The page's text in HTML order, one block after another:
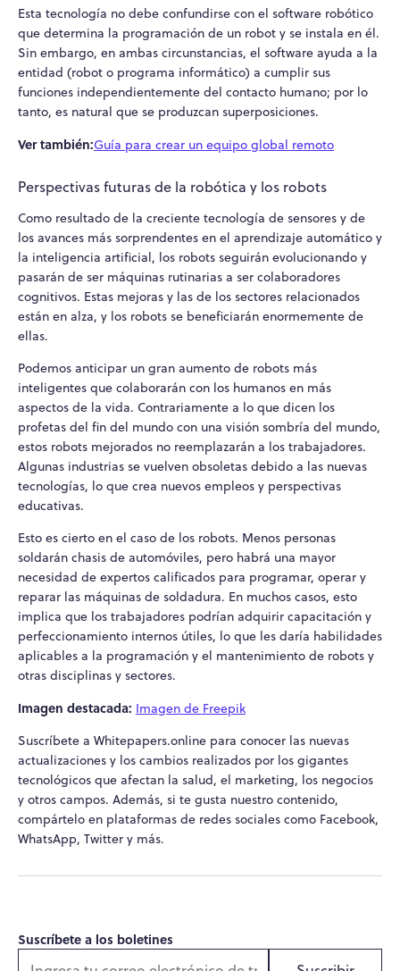
Esta tecnología no debe confundirse con el software robótico
que determina la programación de un robot y se instala en él.
Sin embargo, en ambas circunstancias, el software ayuda a la
entidad (robot o programa informático) a cumplir sus
funciones independientemente del contacto humano; por lo
tanto, es natural que se produzcan superposiciones.
Ver también:Guía para crear un equipo global remoto
Perspectivas futuras de la robótica y los robots
Como resultado de la creciente tecnología de sensores y de
los avances más sorprendentes en el aprendizaje automático y
la inteligencia artificial, los robots seguirán evolucionando y
pasarán de ser máquinas rutinarias a ser colaboradores
cognitivos. Estas mejoras y las de los sectores relacionados
están en alza, y los robots se beneficiarán enormemente de
ellas.
Podemos anticipar un gran aumento de robots más
inteligentes que colaborarán con los humanos en más
aspectos de la vida. Contrariamente a lo que dicen los
profetas del fin del mundo con una visión sombría del mundo,
estos robots mejorados no reemplazarán a los trabajadores.
Algunas industrias se vuelven obsoletas debido a las nuevas
tecnologías, lo que crea nuevos empleos y perspectivas
educativas.
Esto es cierto en el caso de los robots. Menos personas
soldarán chasis de automóviles, pero habrá una mayor
necesidad de expertos calificados para programar, operar y
reparar las máquinas de soldadura. En muchos casos, esto
implica que los trabajadores podrían adquirir capacitación y
perfeccionamiento internos útiles, lo que les daría habilidades
aplicables a la programación y el mantenimiento de robots y
otras disciplinas y sectores.
Imagen destacada: Imagen de Freepik
Suscríbete a Whitepapers.online para conocer las nuevas
actualizaciones y los cambios realizados por los gigantes
tecnológicos que afectan la salud, el marketing, los negocios
y otros campos. Además, si te gusta nuestro contenido,
compártelo en plataformas de redes sociales como Facebook,
WhatsApp, Twitter y más.
Suscríbete a los boletines